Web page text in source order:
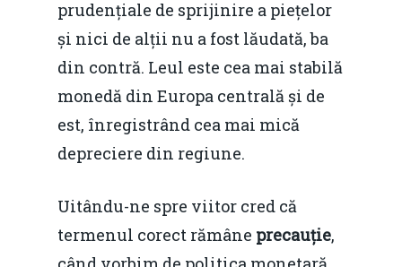
prudențiale de sprijinire a piețelor
și nici de alții nu a fost lăudată, ba
din contră. Leul este cea mai stabilă
monedă din Europa centrală și de
est, înregistrând cea mai mică
depreciere din regiune.
Uitându-ne spre viitor cred că
termenul corect rămâne precauție,